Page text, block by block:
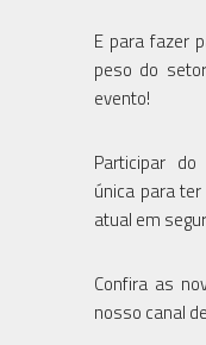
E para fazer
peso do
evento!
Participar
única para
atual em
Confira as
nosso canal